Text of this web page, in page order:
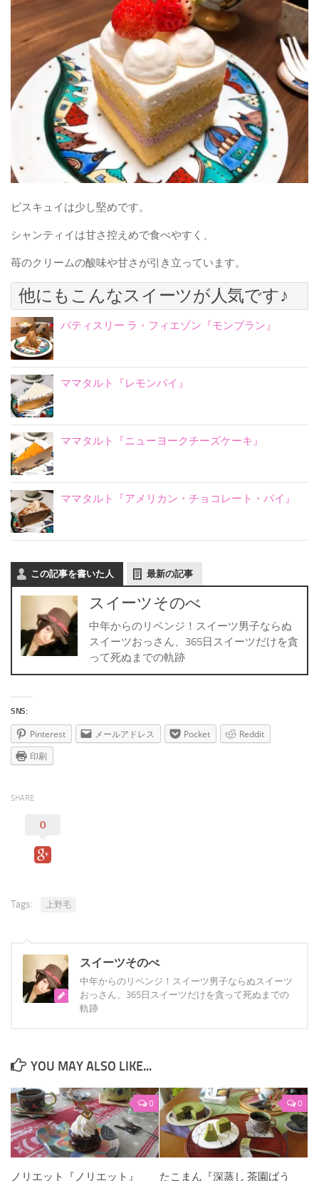
ビスキュイは少し堅めです。
シャンティイは甘さ控えめで食べやすく、
苺のクリームの酸味や甘さが引き立っています。
他にもこんなスイーツが人気です♪
パティスリー ラ・フィエゾン『モンブラン』
ママタルト『レモンパイ』
ママタルト『ニューヨークチーズケーキ』
ママタルト『アメリカン・チョコレート・パイ』
この記事を書いた人 最新の記事
スイーツそのべ
中年からのリベンジ！スイーツ男子ならぬ
スイーツおっさん、365日スイーツだけを貪
って死ぬまでの軌跡
SNS:
Pinterest メールアドレス Pocket
Reddit
印刷
SHARE
0
Tags: 上野毛
スイーツそのべ
中年からのリベンジ！スイーツ男子ならぬスイーツ
おっさん、365日スイーツだけを貪って死ぬまでの
軌跡
YOU MAY ALSO LIKE...
0
ノリエット『ノリエット』
0
たこまん『深蒸し 茶園ばう